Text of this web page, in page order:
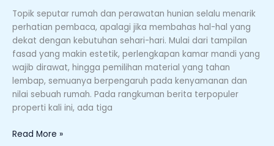
Topik seputar rumah dan perawatan hunian selalu menarik
perhatian pembaca, apalagi jika membahas hal-hal yang
dekat dengan kebutuhan sehari-hari. Mulai dari tampilan
fasad yang makin estetik, perlengkapan kamar mandi yang
wajib dirawat, hingga pemilihan material yang tahan
lembap, semuanya berpengaruh pada kenyamanan dan
nilai sebuah rumah. Pada rangkuman berita terpopuler
properti kali ini, ada tiga
Cara
Membersihkan
Kepala
Shower,
hingga
Pintu
Kamar
Mandi
UPVC
Read More »